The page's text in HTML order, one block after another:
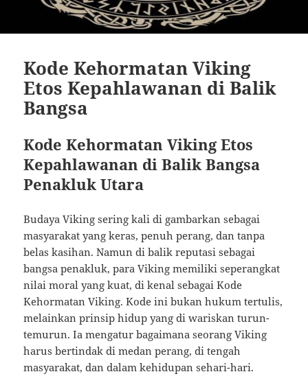
Kode Kehormatan Viking
Etos Kepahlawanan di Balik
Bangsa
Kode Kehormatan Viking Etos
Kepahlawanan di Balik Bangsa
Penakluk Utara
Budaya Viking sering kali di gambarkan sebagai
masyarakat yang keras, penuh perang, dan tanpa
belas kasihan. Namun di balik reputasi sebagai
bangsa penakluk, para Viking memiliki seperangkat
nilai moral yang kuat, di kenal sebagai Kode
Kehormatan Viking. Kode ini bukan hukum tertulis,
melainkan prinsip hidup yang di wariskan turun-
temurun. Ia mengatur bagaimana seorang Viking
harus bertindak di medan perang, di tengah
masyarakat, dan dalam kehidupan sehari-hari.